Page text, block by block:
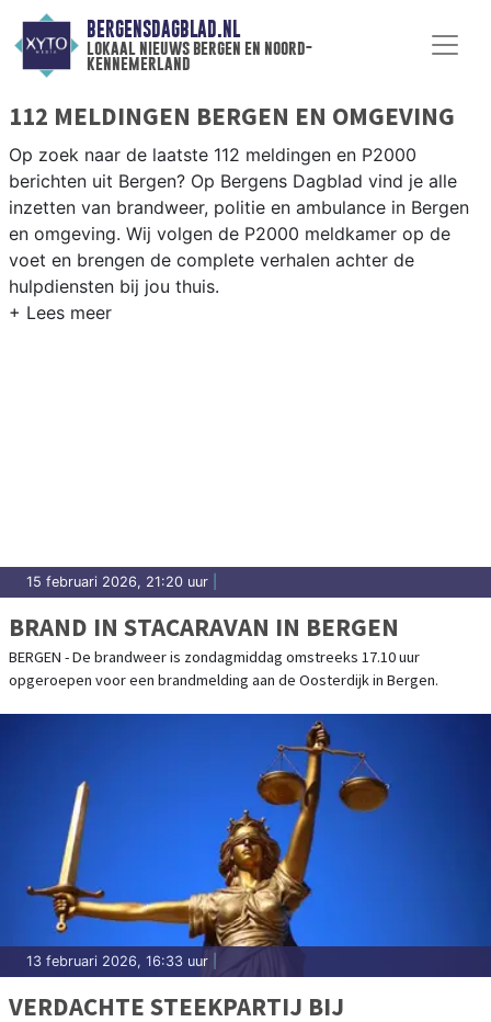
BERGENSDAGBLAD.NL
lokaal nieuws bergen en noord-
kennemerland
112 MELDINGEN BERGEN EN OMGEVING
Op zoek naar de laatste 112 meldingen en P2000
berichten uit Bergen? Op Bergens Dagblad vind je alle
inzetten van brandweer, politie en ambulance in Bergen
en omgeving. Wij volgen de P2000 meldkamer op de
voet en brengen de complete verhalen achter de
hulpdiensten bij jou thuis.
15 februari 2026, 21:20 uur
BRAND IN STACARAVAN IN BERGEN
BERGEN - De brandweer is zondagmiddag omstreeks 17.10 uur
opgeroepen voor een brandmelding aan de Oosterdijk in Bergen.
13 februari 2026, 16:33 uur
VERDACHTE STEEKPARTIJ BIJ